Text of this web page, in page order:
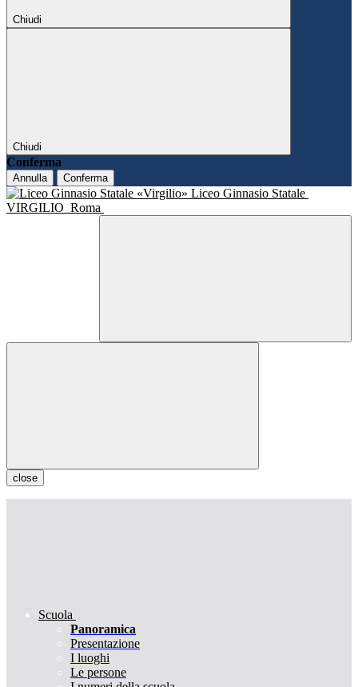
Chiudi
Chiudi
Conferma
Annulla Conferma
Liceo Ginnasio Statale
VIRGILIO Roma
close
Scuola
Panoramica
Presentazione
I luoghi
Le persone